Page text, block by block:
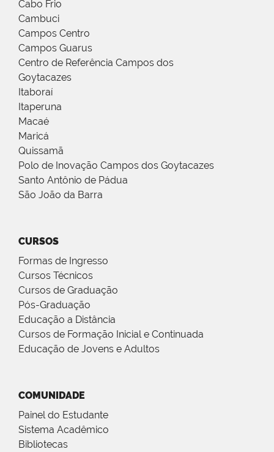
Cabo Frio
Cambuci
Campos Centro
Campos Guarus
Centro de Referência Campos dos
Goytacazes
Itaboraí
Itaperuna
Macaé
Maricá
Quissamã
Polo de Inovação Campos dos Goytacazes
Santo Antônio de Pádua
São João da Barra
CURSOS
Formas de Ingresso
Cursos Técnicos
Cursos de Graduação
Pós-Graduação
Educação a Distância
Cursos de Formação Inicial e Continuada
Educação de Jovens e Adultos
COMUNIDADE
Painel do Estudante
Sistema Acadêmico
Bibliotecas